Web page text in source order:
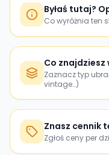
Byłaś tutaj?
Co wyróżnia ten
Co znajdziesz
Zaznacz typ
vintage…)
Znasz cennik
Zgłoś ceny per